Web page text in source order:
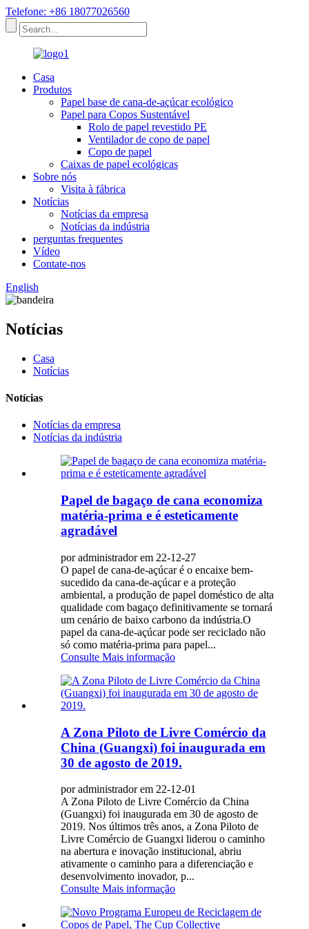
Telefone: +86 18077026560
Casa
Produtos
Papel base de cana-de-açúcar ecológico
Papel para Copos Sustentável
Rolo de papel revestido PE
Ventilador de copo de papel
Copo de papel
Caixas de papel ecológicas
Sobre nós
Visita à fábrica
Notícias
Notícias da empresa
Notícias da indústria
perguntas frequentes
Vídeo
Contate-nos
English
Notícias
Casa
Notícias
Notícias
Notícias da empresa
Notícias da indústria
Papel de bagaço de cana economiza
matéria-prima e é esteticamente
agradável
por administrador em 22-12-27
O papel de cana-de-açúcar é o encaixe bem-
sucedido da cana-de-açúcar e a proteção
ambiental, a produção de papel doméstico de alta
qualidade com bagaço definitivamente se tornará
um cenário de baixo carbono da indústria.O
papel da cana-de-açúcar pode ser reciclado não
só como matéria-prima para papel...
Consulte Mais informação
A Zona Piloto de Livre Comércio da
China (Guangxi) foi inaugurada em
30 de agosto de 2019.
por administrador em 22-12-01
A Zona Piloto de Livre Comércio da China
(Guangxi) foi inaugurada em 30 de agosto de
2019. Nos últimos três anos, a Zona Piloto de
Livre Comércio de Guangxi liderou o caminho
na abertura e inovação institucional, abriu
ativamente o caminho para a diferenciação e
desenvolvimento inovador, p...
Consulte Mais informação